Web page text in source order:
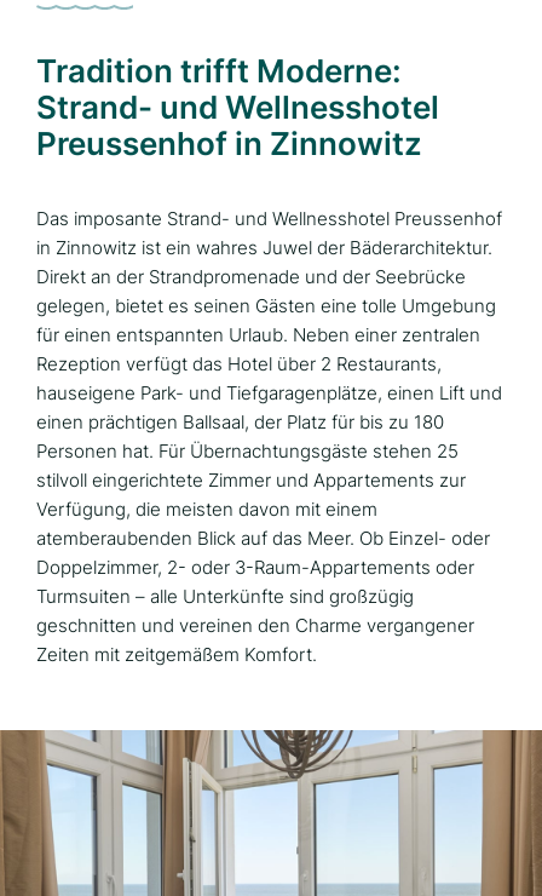
Tradition trifft Moderne:
Strand- und Wellnesshotel
Preussenhof in Zinnowitz
Das imposante Strand- und Wellnesshotel Preussenhof
in Zinnowitz ist ein wahres Juwel der Bäderarchitektur.
Direkt an der Strandpromenade und der Seebrücke
gelegen, bietet es seinen Gästen eine tolle Umgebung
für einen entspannten Urlaub. Neben einer zentralen
Rezeption verfügt das Hotel über 2 Restaurants,
hauseigene Park- und Tiefgaragenplätze, einen Lift und
einen prächtigen Ballsaal, der Platz für bis zu 180
Personen hat. Für Übernachtungsgäste stehen 25
stilvoll eingerichtete Zimmer und Appartements zur
Verfügung, die meisten davon mit einem
atemberaubenden Blick auf das Meer. Ob Einzel- oder
Doppelzimmer, 2- oder 3-Raum-Appartements oder
Turmsuiten – alle Unterkünfte sind großzügig
geschnitten und vereinen den Charme vergangener
Zeiten mit zeitgemäßem Komfort.